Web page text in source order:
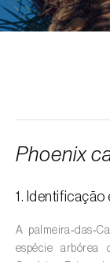
Alface (
Ambientes
valas,
de
Phoenix
1. Identificação
A
espécie arbórea